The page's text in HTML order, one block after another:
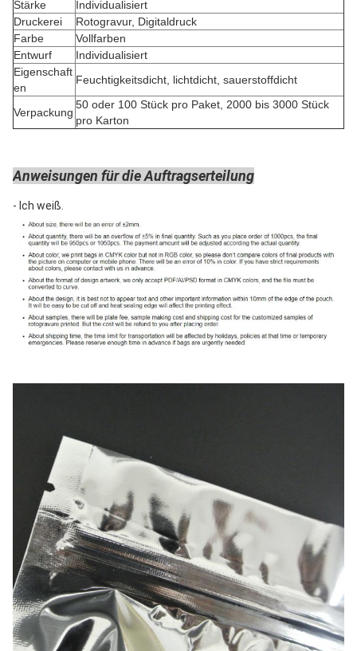
Stärke
Individualisiert
Druckerei
Rotogravur, Digitaldruck
Farbe
Vollfarben
Entwurf
Individualisiert
Eigenschaft
en
Feuchtigkeitsdicht, lichtdicht, sauerstoffdicht
Verpackung
50 oder 100 Stück pro Paket, 2000 bis 3000 Stück
pro Karton
Anweisungen für die Auftragserteilung
- Ich weiß.